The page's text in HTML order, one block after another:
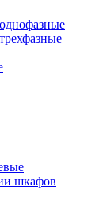
шкафов